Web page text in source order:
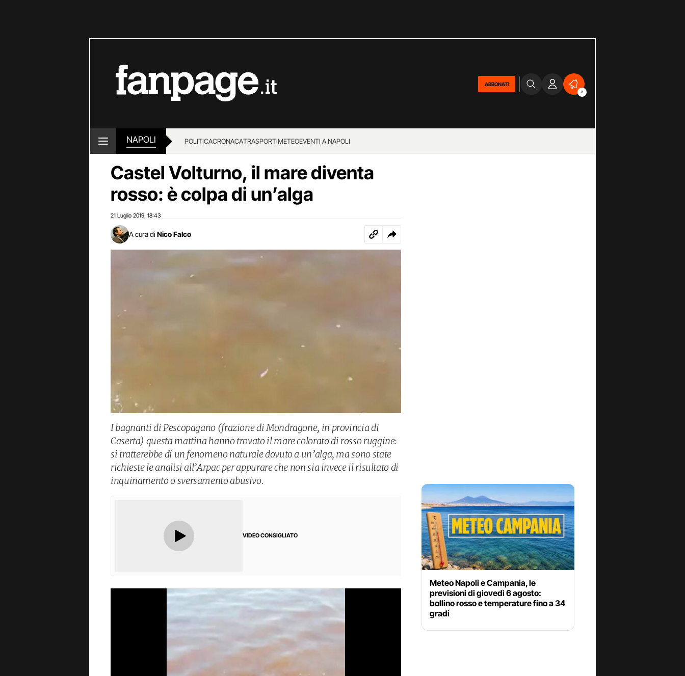
ABBONATI
2
NAPOLI POLITICACRONACATRASPORTIMETEOEVENTI A NAPOLI
Castel Volturno, il mare diventa
rosso: è colpa di un’alga
21 Luglio 2019 18:43
A cura di Nico Falco
I bagnanti di Pescopagano (frazione di Mondragone, in provincia di
Caserta) questa mattina hanno trovato il mare colorato di rosso ruggine:
si tratterebbe di un fenomeno naturale dovuto a un’alga, ma sono state
richieste le analisi all’Arpac per appurare che non sia invece il risultato di
inquinamento o sversamento abusivo.
VIDEO CONSIGLIATO
Meteo Napoli e Campania, le
previsioni di giovedì 6 agosto:
bollino rosso e temperature fino a 34
gradi